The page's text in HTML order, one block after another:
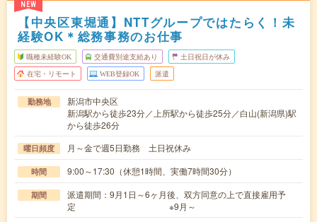
NEW
【中央区東堀通】NTTグループではたらく！未
経験OK＊総務事務のお仕事
職種未経験OK 交通費別途支給あり 土日祝日が休み
在宅・リモート WEB登録OK 派遣
勤務地
新潟市中央区
新潟駅から徒歩23分／上所駅から徒歩25分／白山(新潟県)駅
から徒歩26分
曜日頻度 月～金で週5日勤務 土日祝休み
時間 9:00～17:30（休憩1時間、実働7時間30分）
期間
派遣期間：9月1日～6ヶ月後、双方同意の上で直接雇用予
定 ※9月～